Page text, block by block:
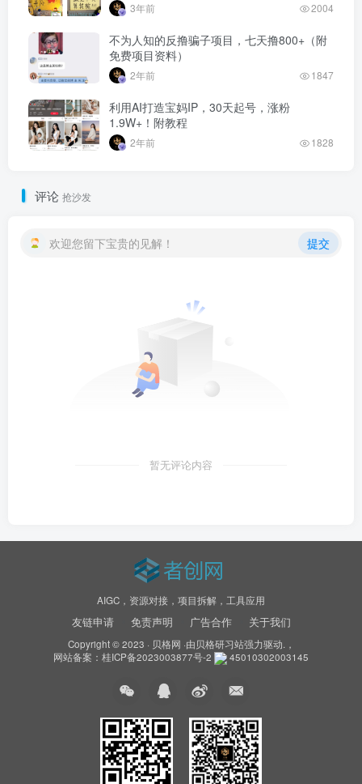
3年前 2004
不为人知的反撸骗子项目，七天撸800+（附
免费项目资料）
2年前 1847
利用AI打造宝妈IP，30天起号，涨粉
1.9W+！附教程
2年前 1828
评论 抢沙发
欢迎您留下宝贵的见解！ 提交
暂无评论内容
AIGC，资源对接，项目拆解，工具应用
友链申请 免责声明 广告合作 关于我们
Copyright © 2023 · 贝格网 ·由贝格研习站强力驱动.，
网站备案： 桂ICP备2023003877号-2 45010302003145